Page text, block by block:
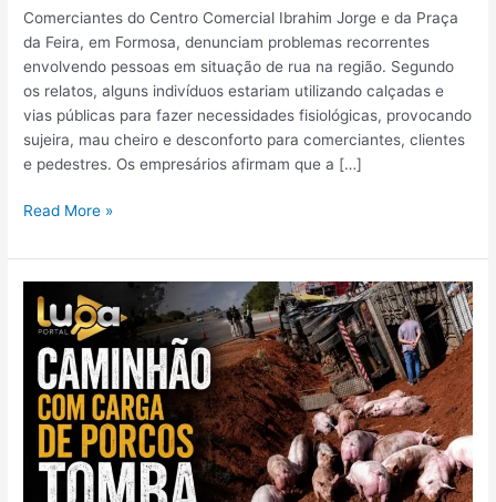
Comerciantes do Centro Comercial Ibrahim Jorge e da Praça
da Feira, em Formosa, denunciam problemas recorrentes
envolvendo pessoas em situação de rua na região. Segundo
os relatos, alguns indivíduos estariam utilizando calçadas e
vias públicas para fazer necessidades fisiológicas, provocando
sujeira, mau cheiro e desconforto para comerciantes, clientes
e pedestres. Os empresários afirmam que a […]
Read More »
Caminhão
com
porcos
tomba
BR-
020